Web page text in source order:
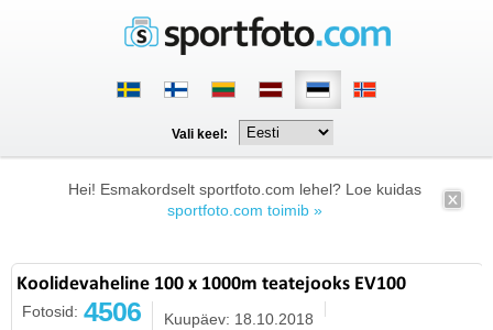
Vali keel:
Hei! Esmakordselt sportfoto.com lehel? Loe kuidas
sportfoto.com toimib »
Koolidevaheline 100 x 1000m teatejooks EV100
Fotosid: 4506 Kuupäev: 18.10.2018